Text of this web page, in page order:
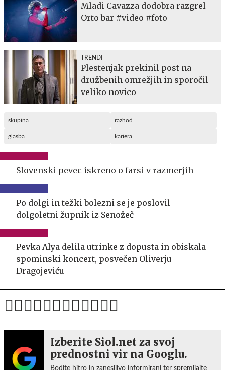
Mladi Cavazza dodobra razgrel
Orto bar #video #foto
TRENDI
Plestenjak prekinil post na
družbenih omrežjih in sporočil
veliko novico
skupina razhod
glasba kariera
Slovenski pevec iskreno o farsi v razmerjih
Po dolgi in težki bolezni se je poslovil
dolgoletni župnik iz Senožeč
Pevka Alya delila utrinke z dopusta in obiskala
spominski koncert, posvečen Oliverju
Dragojeviću
Izberite Siol.net za svoj
prednostni vir na Googlu.